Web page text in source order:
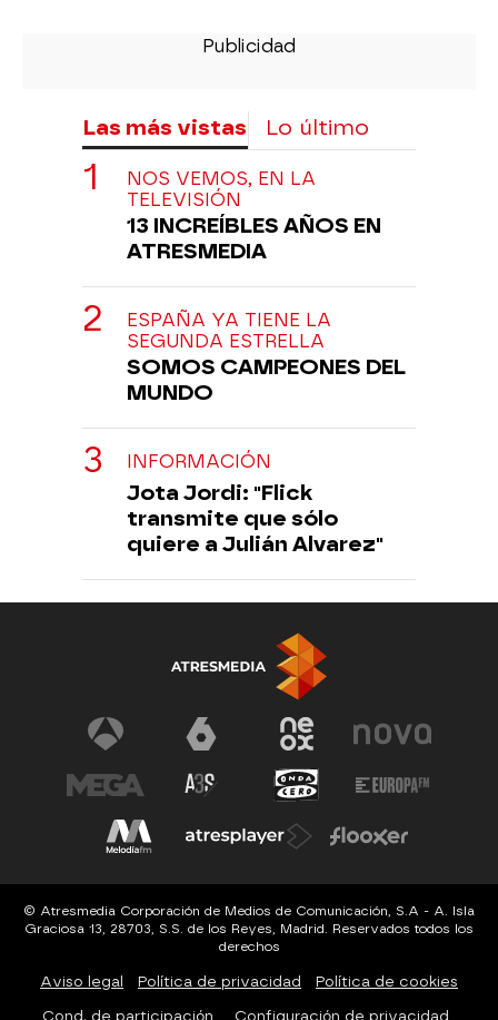
Las más vistas Lo último
NOS VEMOS, EN LA
TELEVISIÓN
13 INCREÍBLES AÑOS EN
ATRESMEDIA
ESPAÑA YA TIENE LA
SEGUNDA ESTRELLA
SOMOS CAMPEONES DEL
MUNDO
INFORMACIÓN
Jota Jordi: "Flick
transmite que sólo
quiere a Julián Alvarez"
© Atresmedia Corporación de Medios de Comunicación, S.A - A. Isla
Graciosa 13, 28703, S.S. de los Reyes, Madrid. Reservados todos los
derechos
Aviso legal Política de privacidad Política de cookies
Cond. de participación Configuración de privacidad